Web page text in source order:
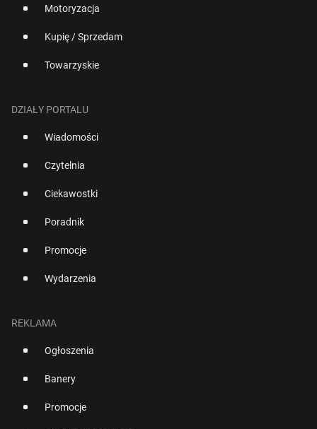
Motoryzacja
Kupię / Sprzedam
Towarzyskie
DZIAŁY PORTALU
Wiadomości
Czytelnia
Ciekawostki
Poradnik
Promocje
Wydarzenia
REKLAMA
Ogłoszenia
Banery
Promocje